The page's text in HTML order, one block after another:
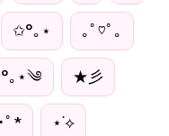
✩°｡⋆ ｡ﾟ♡ﾟ｡
｡⋆༄ ★彡
ﾟ* ⋆˙⟡